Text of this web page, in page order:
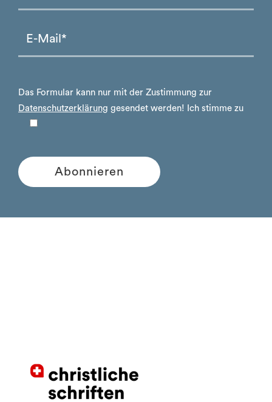
Das Formular kann nur mit der Zustimmung zur
Datenschutzerklärung gesendet werden! Ich stimme zu